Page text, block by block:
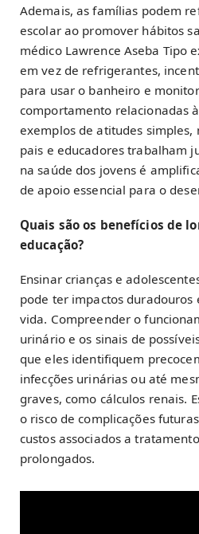
Ademais, as famílias podem
escolar ao promover hábitos
médico Lawrence Aseba Tipo
em vez de refrigerantes,
para usar o banheiro e
comportamento relacionadas
exemplos de atitudes simples,
pais e educadores trabalham
na saúde dos jovens é
de apoio essencial para o
Quais são os benefícios de
educação?
Ensinar crianças e
pode ter impactos duradouros
vida. Compreender o
urinário e os sinais de
que eles identifiquem
infecções urinárias ou até
graves, como cálculos renais.
o risco de complicações
custos associados a
prolongados.